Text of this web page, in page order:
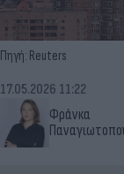
Πηγή: Reuters
Φράνκα
17.05.2026 11:22